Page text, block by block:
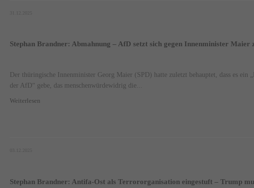
Stephan Brandner: Abmahnung – AfD setzt sich gegen Innenminister Maier
Der thüringische Innenminister Georg Maier (SPD) hatte zuletzt behauptet, dass es ein
der AfD“ gebe, das menschenwürdewidrig die...
Weiterlesen
Stephan Brandner: Antifa-Ost als Terrororganisation eingestuft – Trump